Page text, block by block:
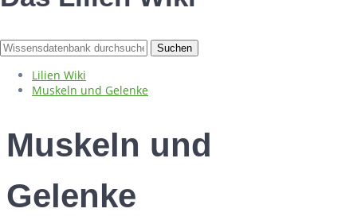
Lilien Wiki
Muskeln und Gelenke
Muskeln und
Gelenke